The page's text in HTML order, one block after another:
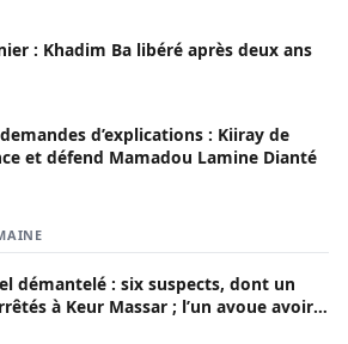
: Khadim Ba libéré après deux ans
d’explications : Kiiray de
et défend Mamadou Lamine Dianté
démantelé : six suspects, dont un
à Keur Massar ; l’un avoue avoir
2018